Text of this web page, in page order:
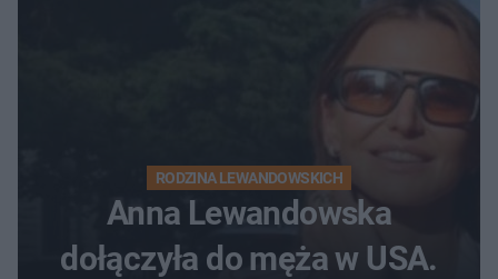
RODZINA LEWANDOWSKICH
Anna Lewandowska
dołączyła do męża w USA.